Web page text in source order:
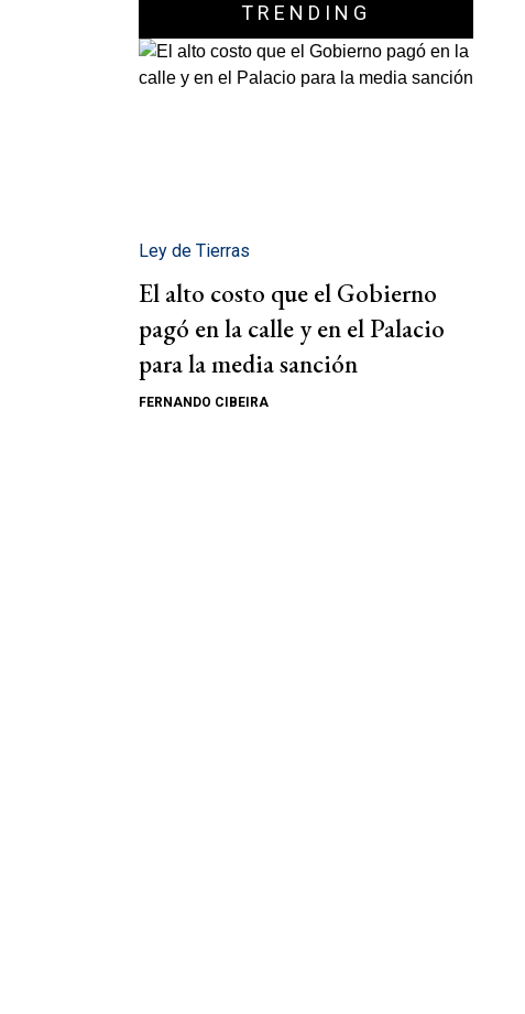
TRENDING
Ley de Tierras
El alto costo que el Gobierno
pagó en la calle y en el Palacio
para la media sanción
FERNANDO CIBEIRA